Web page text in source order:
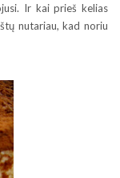
Ir kai prieš kelias
nutariau, kad noriu